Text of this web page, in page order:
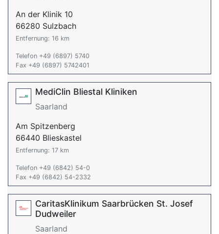
An der Klinik 10
66280 Sulzbach
Entfernung: 16 km
Telefon +49 (6897) 5740
Fax +49 (6897) 5742401
MediClin Bliestal Kliniken
Saarland
Am Spitzenberg
66440 Blieskastel
Entfernung: 17 km
Telefon +49 (6842) 54-0
Fax +49 (6842) 54-2332
CaritasKlinikum Saarbrücken St. Josef
Dudweiler
Saarland